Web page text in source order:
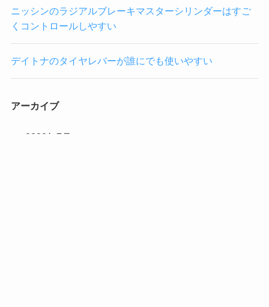
ニッシンのラジアルブレーキマスターシリンダーはすご
くコントロールしやすい
デイトナのタイヤレバーが誰にでも使いやすい
アーカイブ
2022年7月